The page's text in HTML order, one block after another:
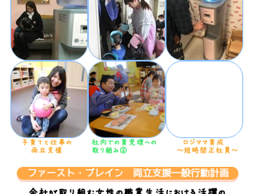
​子育てと仕事の
両立支援​
​社内での育児理への
取り組み②
​ ロジママ育成
​～短時間正社員～
ファースト・ブレイン 両立支援一般行動計画